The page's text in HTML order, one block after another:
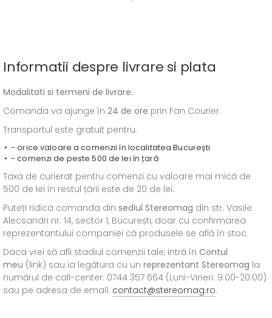
Informatii despre livrare si plata
Modalitati si termeni de livrare:
Comanda va ajunge în 24 de ore prin Fan Courier.
Transportul este gratuit pentru:
- orice valoare a comenzii în localitatea București
- comenzi de peste 500 de lei în țară
Taxa de curierat pentru comenzi cu valoare mai mică de
500 de lei în restul țării este de 20 de lei.
Puteți ridica comanda din sediul Stereomag din str. Vasile
Alecsandri nr. 14, sector 1, București, doar cu confirmarea
reprezentantului companiei că produsele se află în stoc.
Daca vrei să afli stadiul comenzii tale, intră în Contul
meu (link) sau ia legătura cu un reprezentant Stereomag la
numărul de call-center: 0744 357 664 (Luni-Vineri: 9.00-20.00)
sau pe adresa de email: contact@stereomag.ro.